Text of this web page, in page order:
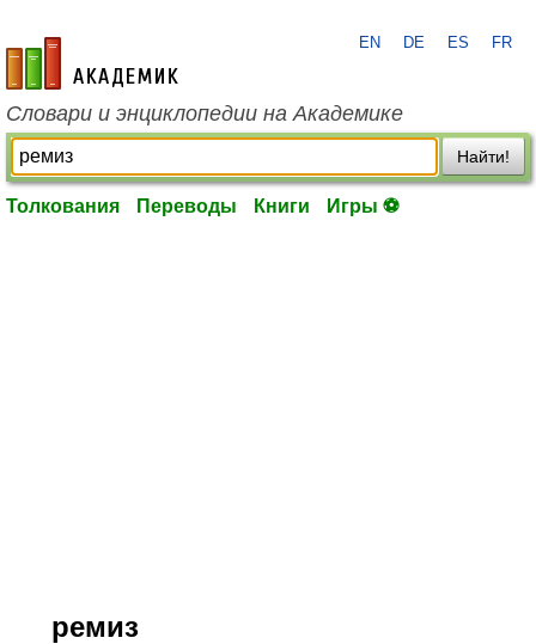
academic.ru
EN DE ES FR
Словари и энциклопедии на Академике
Найти!
Толкования Переводы Книги Игры ⚽
ремиз